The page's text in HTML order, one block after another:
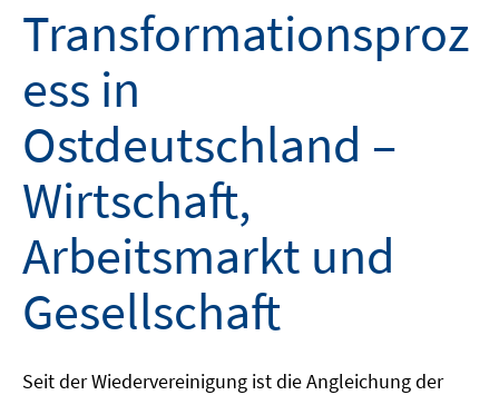
Transformationsproz
ess in
Ostdeutschland –
Wirtschaft,
Arbeitsmarkt und
Gesellschaft
Seit der Wiedervereinigung ist die Angleichung der